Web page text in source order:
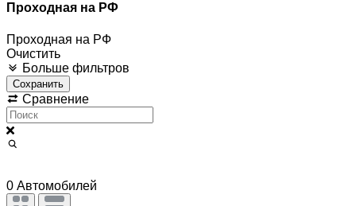
Проходная на РФ
Проходная на РФ
Очистить
Больше фильтров
Сохранить
Сравнение
0 Автомобилей